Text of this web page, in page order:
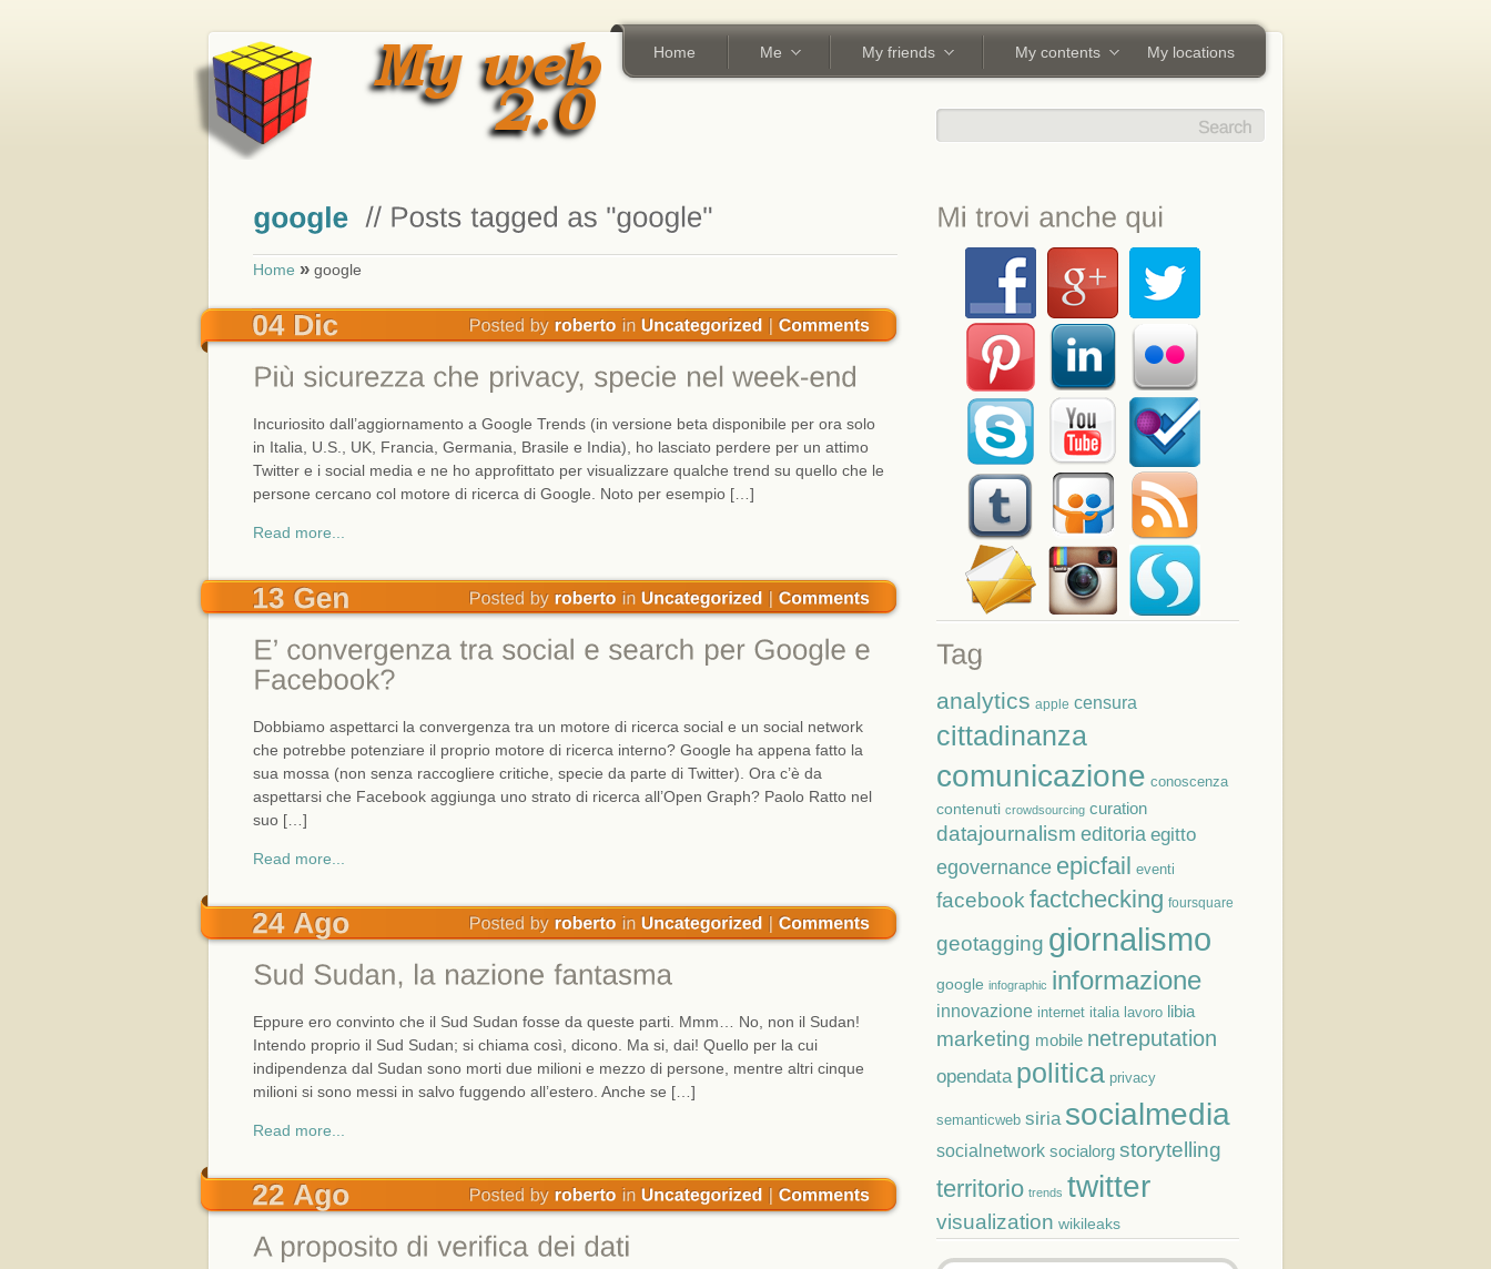
Home Me My friends My contents My locations
Home » google
Incuriosito dall’aggiornamento a Google Trends (in versione beta disponibile per ora solo
in Italia, U.S., UK, Francia, Germania, Brasile e India), ho lasciato perdere per un attimo
Twitter e i social media e ne ho approfittato per visualizzare qualche trend su quello che le
persone cercano col motore di ricerca di Google. Noto per esempio […]
Read more...
Dobbiamo aspettarci la convergenza tra un motore di ricerca social e un social network
che potrebbe potenziare il proprio motore di ricerca interno? Google ha appena fatto la
sua mossa (non senza raccogliere critiche, specie da parte di Twitter). Ora c’è da
aspettarsi che Facebook aggiunga uno strato di ricerca all’Open Graph? Paolo Ratto nel
suo […]
Read more...
Eppure ero convinto che il Sud Sudan fosse da queste parti. Mmm… No, non il Sudan!
Intendo proprio il Sud Sudan; si chiama così, dicono. Ma si, dai! Quello per la cui
indipendenza dal Sudan sono morti due milioni e mezzo di persone, mentre altri cinque
milioni si sono messi in salvo fuggendo all’estero. Anche se […]
Read more...
analytics apple censura
cittadinanza
comunicazione conoscenza
contenuti crowdsourcing curation
datajournalism editoria egitto
egovernance epicfail eventi
facebook factchecking foursquare
geotagging giornalismo
google infographic informazione
innovazione internet italia lavoro libia
marketing mobile netreputation
opendata politica privacy
semanticweb siria socialmedia
socialnetwork socialorg storytelling
territorio trends twitter
visualization wikileaks